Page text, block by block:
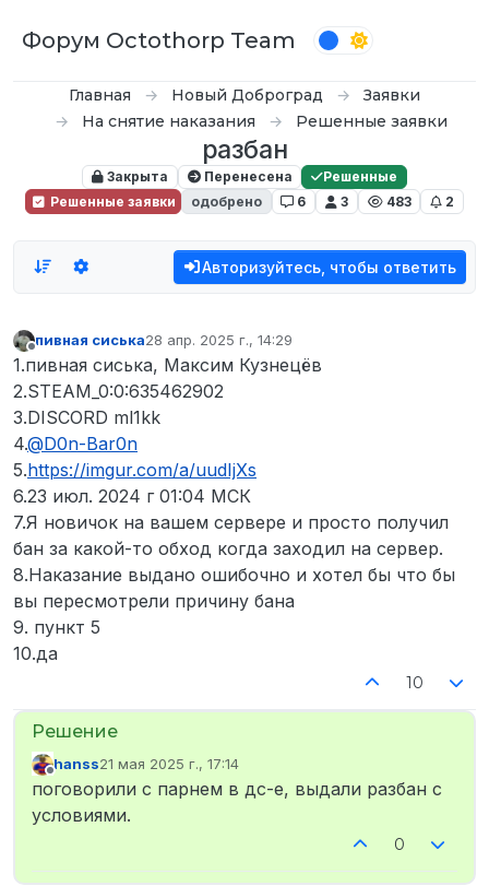
Форум Octothorp Team
Главная Новый Доброград
Заявки
На снятие наказания
Решенные заявки
разбан
Закрыта Перенесена
Решенные
Решенные заявки
одобрено 6 3 483 2
Авторизуйтесь, чтобы ответить
пивная сиська28 апр. 2025 г., 14:29
отредактировано
1.пивная сиська, Максим Кузнецёв
2.STEAM_0:0:635462902
3.DISCORD ml1kk
4.@D0n-Bar0n
5.https://imgur.com/a/uudIjXs
6.23 июл. 2024 г 01:04 МСК
7.Я новичок на вашем сервере и просто получил
бан за какой-то обход когда заходил на сервер.
8.Наказание выдано ошибочно и хотел бы что бы
вы пересмотрели причину бана
9. пункт 5
10.да
10
Не в сети
hanss21 мая 2025 г., 17:14
отредактировано
поговорили с парнем в дс-е, выдали разбан с
условиями.
0